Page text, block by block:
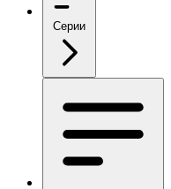
Серии